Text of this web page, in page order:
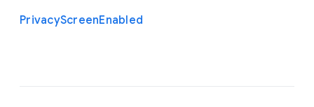
PrivacyScreenEnabled